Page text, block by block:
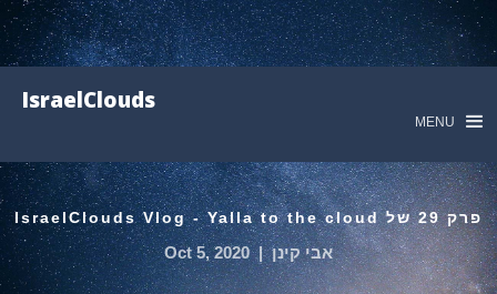
IsraelClouds
MENU
פרק 29 של IsraelClouds Vlog - Yalla to the cloud
אבי קינן |
Oct 5, 2020